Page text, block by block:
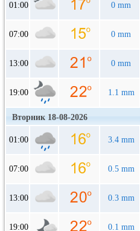
01:00 0 mm
07:00 0 mm
13:00 0 mm
19:00 1.1 mm
Вторник 18-08-2026
01:00 3.4 mm
07:00 0.5 mm
13:00 0.3 mm
19:00 0.1 mm